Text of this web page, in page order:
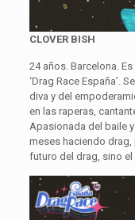
CLOVER BISH
24 años. Barcelona.
‘Drag Race España’.
diva y del
en las raperas,
Apasionada del baile
meses haciendo drag,
futuro del drag, sino el